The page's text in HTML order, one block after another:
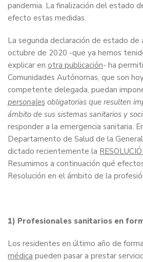
pandemia. La finalización del estado
efecto estas medidas.
La segunda declaración de estado de
octubre de 2020 -que ya hemos
explicar en otra publicación- ha
Comunidades Autónomas, que son
competente delegada, puedan
personales obligatorias que resulten
ámbito de sus sistemas sanitarios y
responder a la emergencia sanitaria.
Departamento de Salud de la
dictado recientemente la
Resumimos a continuación qué
Resolución en el ámbito de la
1) Profesionales sanitarios en
Los residentes en último año de
médica pueden pasar a prestar